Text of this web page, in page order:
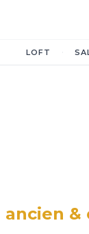
LOFT
ancien &